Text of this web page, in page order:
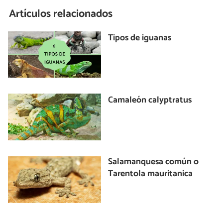
Artículos relacionados
Tipos de iguanas
Camaleón calyptratus
Salamanquesa común o
Tarentola mauritanica